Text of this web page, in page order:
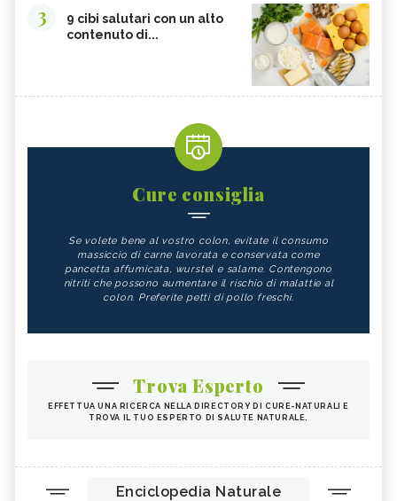
3
9 cibi salutari con un alto
contenuto di...
Cure consiglia
Se volete bene al vostro colon, evitate il consumo
massiccio di carne lavorata e conservata come
pancetta affumicata, wurstel e salame. Contengono
nitriti che possono aumentare il rischio di malattie al
colon. Preferite petti di pollo freschi.
Trova Esperto
EFFETTUA UNA RICERCA NELLA DIRECTORY DI CURE-NATURALI E
TROVA IL TUO ESPERTO DI SALUTE NATURALE.
Enciclopedia Naturale